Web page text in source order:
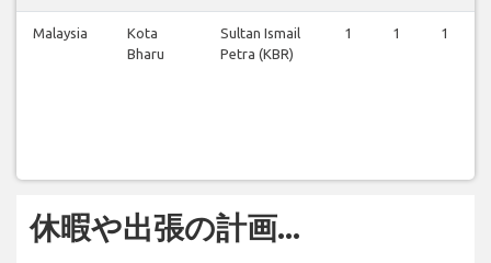
Malaysia
Kota
Bharu
Sultan Ismail
Petra (KBR)
1 1 1
休暇や出張の計画...